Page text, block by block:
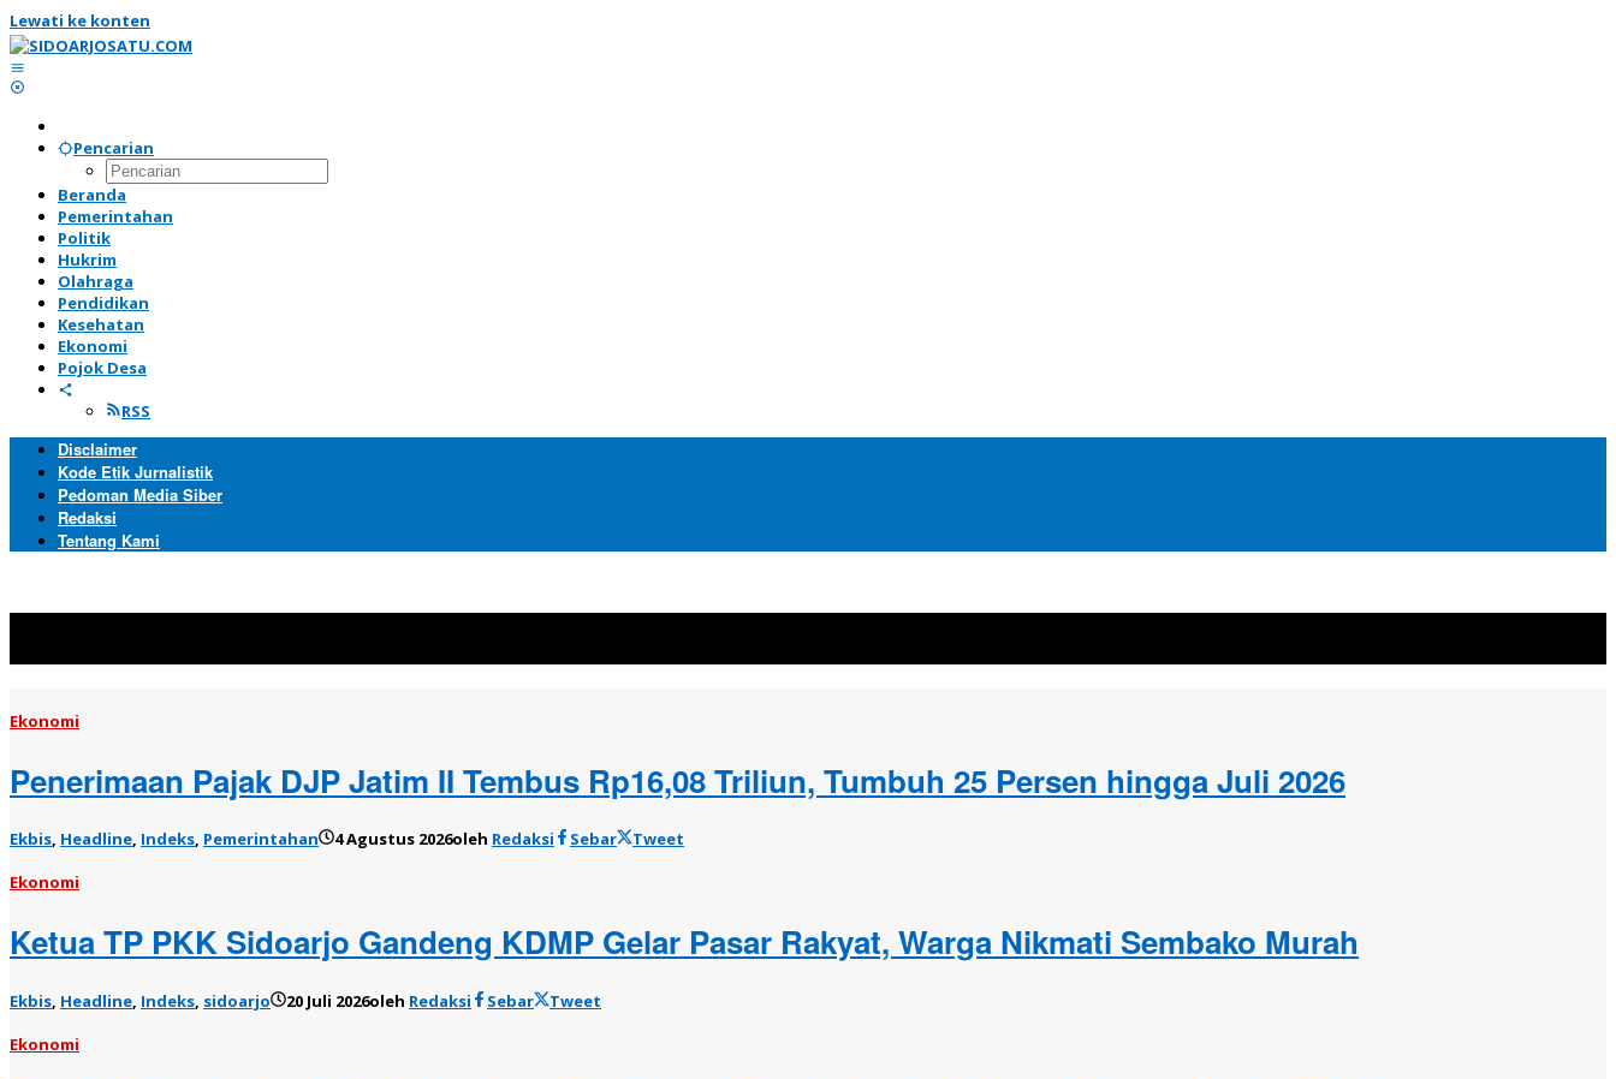
Lewati ke konten
Pencarian
Beranda
Pemerintahan
Politik
Hukrim
Olahraga
Pendidikan
Kesehatan
Ekonomi
Pojok Desa
RSS
Disclaimer
Kode Etik Jurnalistik
Pedoman Media Siber
Redaksi
Tentang Kami
Ekonomi
Penerimaan Pajak DJP Jatim II Tembus Rp16,08 Triliun, Tumbuh 25 Persen hingga Juli 2026
Ekbis, Headline, Indeks, Pemerintahan 4 Agustus 2026oleh Redaksi Sebar
Tweet
Ekonomi
Ketua TP PKK Sidoarjo Gandeng KDMP Gelar Pasar Rakyat, Warga Nikmati Sembako Murah
Ekbis Headline Indeks sidoarjo 20 Juli 2026oleh Redaksi Sebar
Tweet
Ekonomi